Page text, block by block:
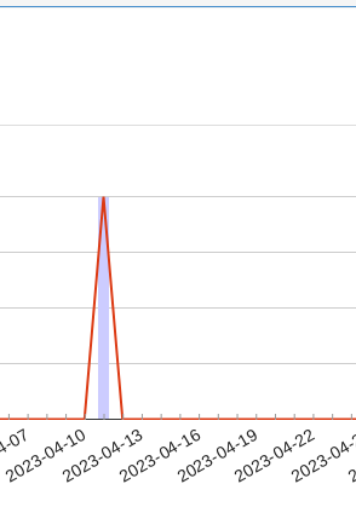
07
2023-04-102023-04-132023-04-162023-04-192023-04-22
2023-